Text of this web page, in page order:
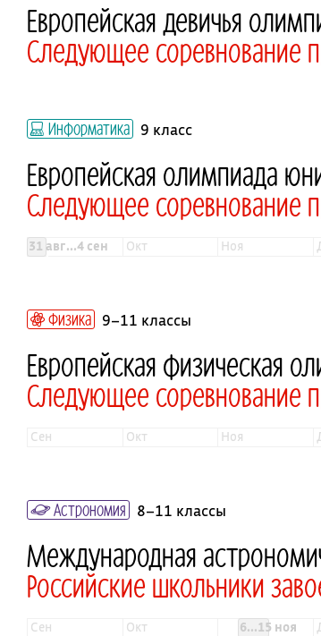
Европейская девичья
Следующее соревнование
Информатика 9 класс
Европейская олимпиада
Следующее соревнование
окт ноя
31 авг...4 сен
Физика 9–11 классы
Европейская физическая
Следующее соревнование
сен окт ноя
Астрономия 8–11 классы
Международная
Российские школьники
сен окт 6...15 ноя